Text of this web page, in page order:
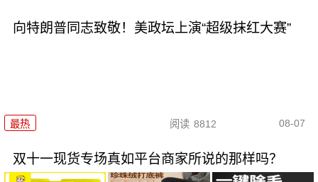
向特朗普同志致敬！美政坛上演“超级抹红大赛”
最热 阅读 8812 08-07
双十一现货专场真如平台商家所说的那样吗？